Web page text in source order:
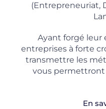
(Entrepreneuriat,
Ayant forgé leur
entreprises à forte
transmettre les
vous permettront
En